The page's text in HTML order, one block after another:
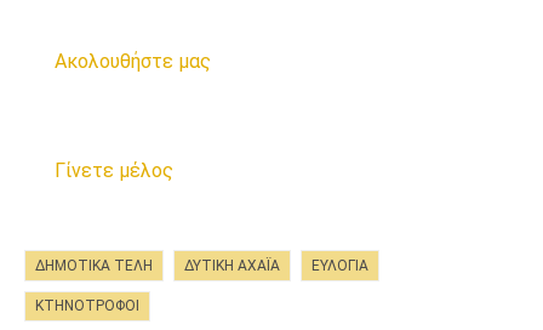
Ακολουθήστε μας
Γίνετε μέλος
ΔΗΜΟΤΙΚΆ ΤΈΛΗ ΔΥΤΙΚΗ ΑΧΑΪΑ ΕΥΛΟΓΙΆ
ΚΤΗΝΟΤΡΟΦΟΙ